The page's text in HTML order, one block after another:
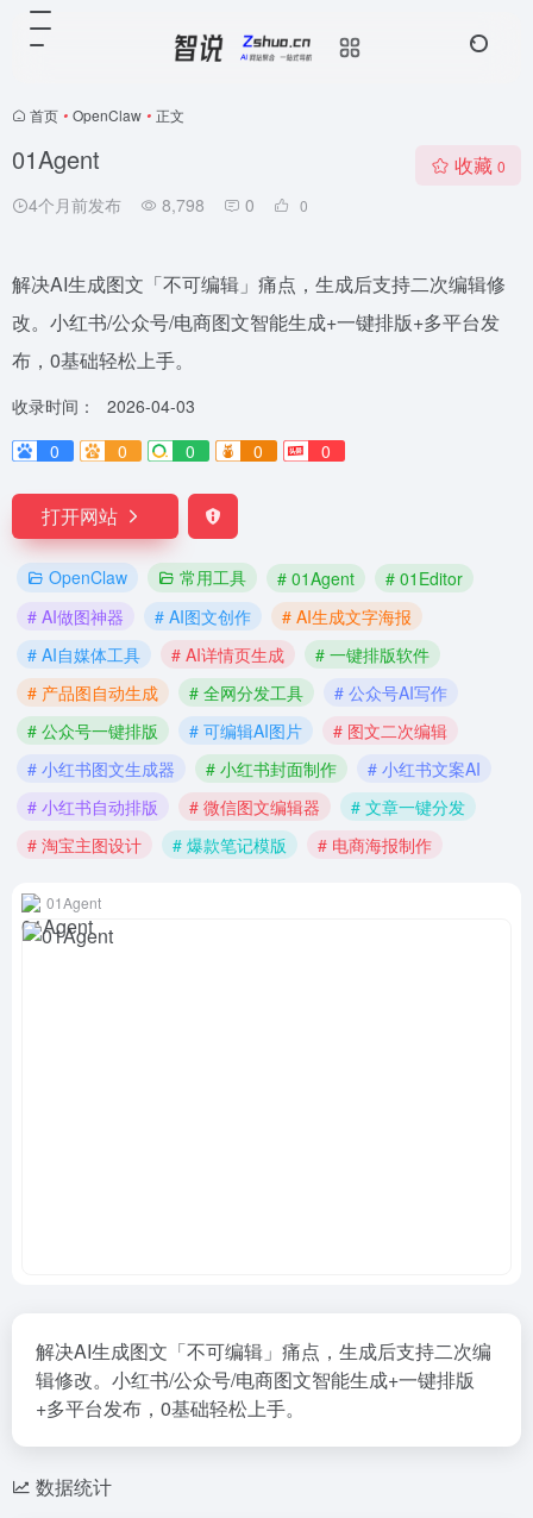
首页 • OpenClaw • 正文
01Agent
4个月前发布 8,798 0 0
收藏 0
解决AI生成图文「不可编辑」痛点，生成后支持二次编辑修
改。小红书/公众号/电商图文智能生成+一键排版+多平台发
布，0基础轻松上手。
收录时间：
2026-04-03
0
0 0 0 0
打开网站
OpenClaw 常用工具 # 01Agent
# 01Editor
# AI做图神器
# AI图文创作
# AI生成文字海报
# AI自媒体工具
# AI详情页生成
# 一键排版软件
# 产品图自动生成
# 全网分发工具
# 公众号AI写作
# 公众号一键排版
# 可编辑AI图片
# 图文二次编辑
# 小红书图文生成器
# 小红书封面制作
# 小红书文案AI
# 小红书自动排版
# 微信图文编辑器
# 文章一键分发
# 淘宝主图设计
# 爆款笔记模版 # 电商海报制作
01Agent
解决AI生成图文「不可编辑」痛点，生成后支持二次编
辑修改。小红书/公众号/电商图文智能生成+一键排版
+多平台发布，0基础轻松上手。
数据统计